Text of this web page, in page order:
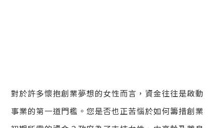
對於許多懷抱創業夢想的女性而言，資金往往是啟動
事業的第一道門檻。您是否也正苦惱於如何籌措創業